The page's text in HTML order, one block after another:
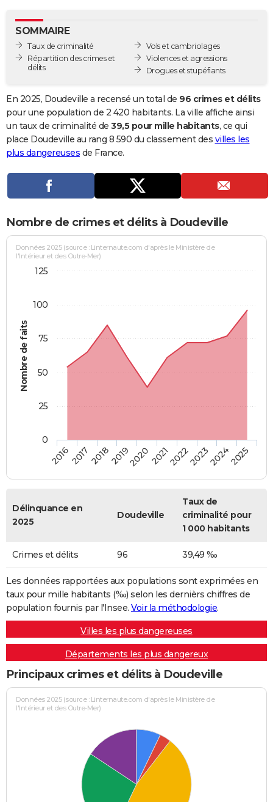
GUIDES D'ACHAT
BONS PLANS
Carte de Noël
Carte Bonne année
Carte Saint-Valentin
Carte Pâques
Carte d'anniversaire
DICTIONNAIRE
Dictionnaire
Biographies
Citations
Expressions
Proverbes
PROGRAMME TV
Se connecter
Entreprises
Service militaire
Avis de recherche
AVIS DE DÉCÈS
Bricolage
Lifestyle
Culture
Sport
Auto
Television
Voyage
Cinema
SOMMAIRE
Taux de criminalité
Répartition des crimes et
délits
Vols et cambriolages
Violences et agressions
Drogues et stupéfiants
En 2025, Doudeville a recensé un total de 96 crimes et délits
pour une population de 2 420 habitants. La ville affiche ainsi
un taux de criminalité de 39,5 pour mille habitants, ce qui
place Doudeville au rang 8 590 du classement des villes les
plus dangereuses de France.
Nombre de crimes et délits à Doudeville
Nombre de faits
Données 2025 (source : Linternaute.com d'après le Ministère de
l'Intérieur et des Outre-Mer)
2016201720182019202020212022202320242025
0
25
50
75
100
125
Délinquance en
2025
Doudeville
Taux de
criminalité pour
1 000 habitants
Crimes et délits 96 39,49 ‰
Les données rapportées aux populations sont exprimées en
taux pour mille habitants (‰) selon les dernièrs chiffres de
population fournis par l'Insee. Voir la méthodologie.
Villes les plus dangereuses
Départements les plus dangereux
Principaux crimes et délits à Doudeville
Données 2025 (source : Linternaute.com d'après le Ministère de
l'Intérieur et des Outre-Mer)